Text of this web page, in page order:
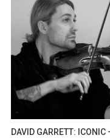
DAVID GARRETT: